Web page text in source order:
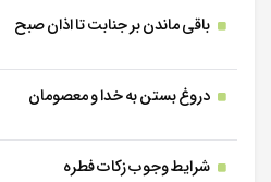
جلسه 11
جلسه 12
-
باقی ماندن بر جنابت تا اذان صبح
دروغ بستن به خدا و معصومان
شرایط وجوب زکات فطره